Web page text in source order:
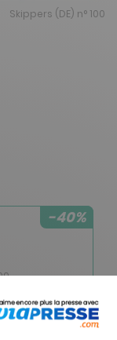
Skippers (DE) n° 100
-40%